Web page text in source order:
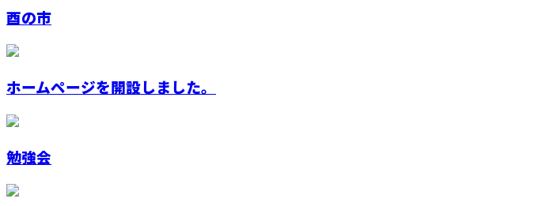
酉の市
ホームページを開設しました。
勉強会